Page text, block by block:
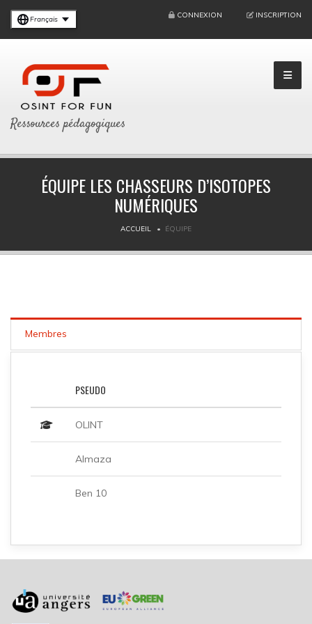
Français CONNEXION INSCRIPTION
Ressources pédagogiques
ÉQUIPE LES CHASSEURS D’ISOTOPES
NUMÉRIQUES
ACCUEIL ÉQUIPE
Membres
PSEUDO
OLINT
Almaza
Ben 10